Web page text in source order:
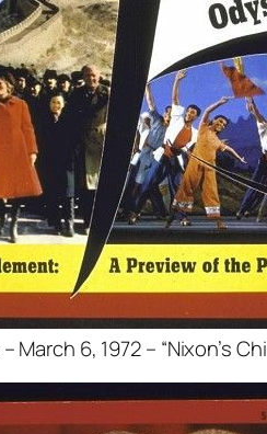
March 6, 1972 – “Nixon’s